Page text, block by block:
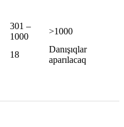
301 –
1000
>1000
18
Danışıqlar
aparılacaq